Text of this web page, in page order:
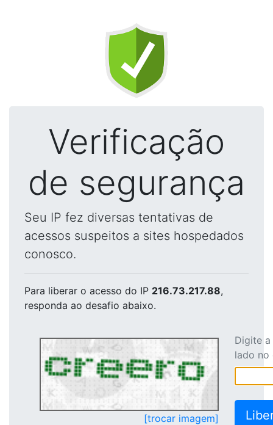
Verificação
de segurança
Seu IP fez diversas tentativas de
acessos suspeitos a sites hospedados
conosco.
Para liberar o acesso do IP 216.73.217.88,
responda ao desafio abaixo.
[trocar imagem]
Digite
lado no